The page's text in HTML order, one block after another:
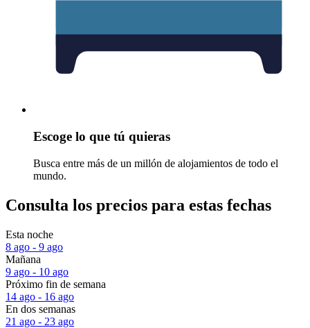
Escoge lo que tú quieras
Busca entre más de un millón de alojamientos de todo el
mundo.
Consulta los precios para estas fechas
Esta noche
8 ago - 9 ago
Mañana
9 ago - 10 ago
Próximo fin de semana
14 ago - 16 ago
En dos semanas
21 ago - 23 ago